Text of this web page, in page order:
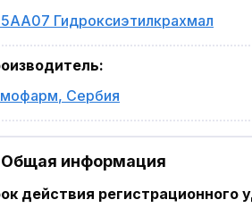
Гидроксиэтилкрахмал
:
, Сербия
Общая информация
действия регистрационного